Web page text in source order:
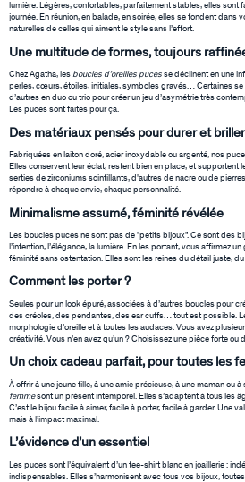
lumière. Légères, confortables, parfaitement stables, elles sont
journée. En réunion, en balade, en soirée, elles se fondent dans
naturelles de celles qui aiment le style sans l’effort.
Une multitude de formes, toujours
Chez Agatha, les boucles d’oreilles puces se déclinent en une
perles, cœurs, étoiles, initiales, symboles gravés… Certaines
d’autres en duo ou trio pour créer un jeu d’asymétrie très
Les puces sont faites pour ça.
Des matériaux pensés pour durer et briller
Fabriquées en laiton doré, acier inoxydable ou argenté, nos
Elles conservent leur éclat, restent bien en place, et supportent
serties de zirconiums scintillants, d'autres de nacre ou de
répondre à chaque envie, chaque personnalité.
Minimalisme assumé, féminité révélée
Les boucles puces ne sont pas de "petits bijoux". Ce sont des
l’intention, l’élégance, la lumière. En les portant, vous affirmez
féminité sans ostentation. Elles sont les reines du détail juste,
Comment les porter ?
Seules pour un look épuré, associées à d’autres boucles pour
des créoles, des pendantes, des ear cuffs… tout est possible.
morphologie d’oreille et à toutes les audaces. Vous avez
créativité. Vous n’en avez qu’un ? Choisissez une pièce forte
Un choix cadeau parfait, pour toutes les
À offrir à une jeune fille, à une amie précieuse, à une maman ou
femmesont un présent intemporel. Elles s’adaptent à tous les
C’est le bijou facile à aimer, facile à porter, facile à garder. Une
mais à l’impact maximal.
L’évidence d’un essentiel
Les puces sont l’équivalent d’un tee-shirt blanc en joaillerie :
indispensables. Elles s’harmonisent avec tous vos bijoux,